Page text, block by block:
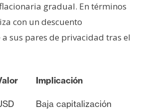
gradual. En términos
con un descuento
sus pares de privacidad tras el
Implicación
Baja capitalización